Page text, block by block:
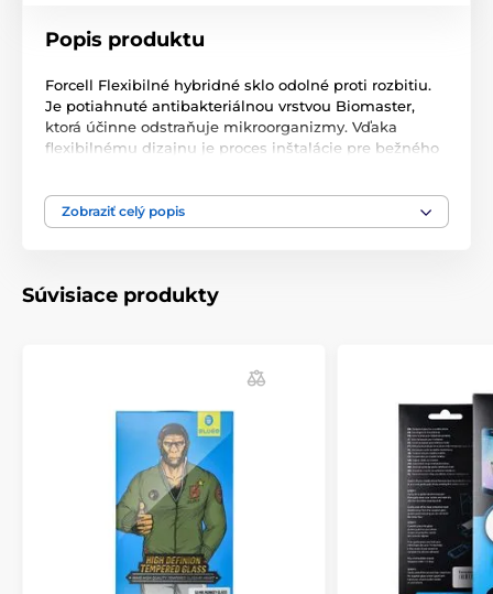
Popis produktu
Forcell Flexibilné hybridné sklo odolné proti rozbitiu.
Je potiahnuté antibakteriálnou vrstvou Biomaster,
ktorá účinne odstraňuje mikroorganizmy. Vďaka
flexibilnému dizajnu je proces inštalácie pre bežného
Pri páde sklo absorbuje všetku energiu a nerozbije sa,
PET fólie robí sklo tvrdým a zároveň flexibilným -
možno ho ohnúť až o 180 stupňov!
Antibakteriálna vrstva chráni pred mikróbmi
Biomaster je antimikrobiálna látka, ktorá poskytuje
účinnú a dlhodobú ochranu pred škodlivými
baktériami a mikróbmi. Antibakteriálny povlak
uvoľňuje ióny striebra, ktoré poskytujú účinnú ochranu
proti väčšine mikroorganizmov tým, že brzdia rast
Zobraziť celý popis
Súvisiace produkty